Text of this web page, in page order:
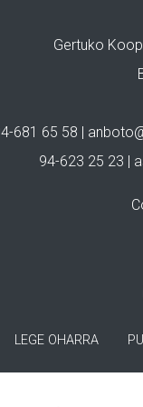
Gertuko
681 65 58 |
94-623 25 23 |
LEGE OHARRA